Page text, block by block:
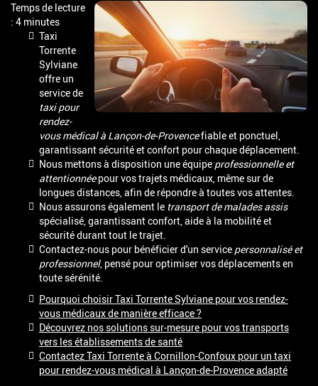
Temps de lecture
: 4 minutes
Taxi
Torrente
Sylviane
offre un
service de
taxi pour
rendez-
vous médical à Lançon-de-Provencefiable et ponctuel,
garantissant sécurité et confort pour chaque déplacement.
Nous mettons à disposition une équipe professionnelle et
attentionnéepour vos trajets médicaux, même sur de
longues distances, afin de répondre à toutes vos attentes.
Nous assurons également le transport de malades assis
spécialisé, garantissant confort, aide à la mobilité et
sécurité durant tout le trajet.
Contactez-nous pour bénéficier d'un service personnalisé et
professionnel, pensé pour optimiser vos déplacements en
toute sérénité.
Pourquoi choisir Taxi Torrente Sylviane pour vos rendez-
vous médicaux de manière efficace ?
Découvrez nos solutions sur-mesure pour vos transports
vers les établissements de santé
Contactez Taxi Torrente à Cornillon-Confoux pour un taxi
pour rendez-vous médical à Lançon-de-Provence adapté